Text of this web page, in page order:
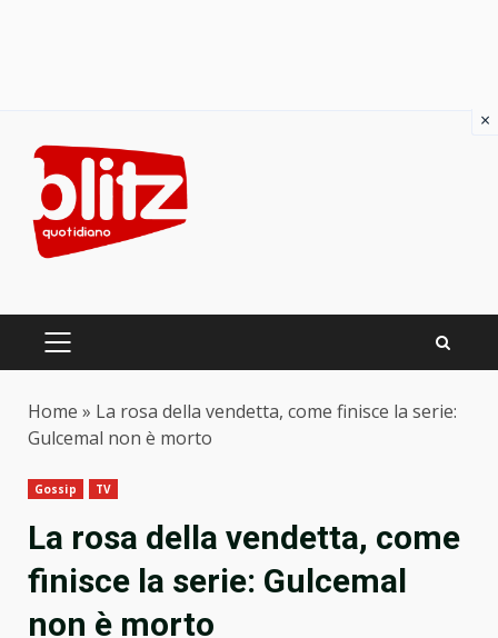
content
PRIMARY
Home » La rosa della vendetta, come finisce la serie:
Gulcemal non è morto
Gossip TV
La rosa della vendetta, come
finisce la serie: Gulcemal
non è morto
×